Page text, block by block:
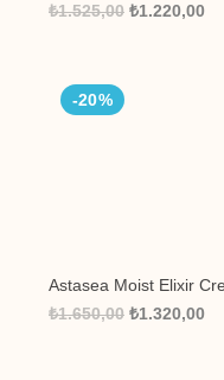
₺1.525,00 ₺1.220,00
-20%
Astasea Moist Elixir
₺1.650,00 ₺1.320,00